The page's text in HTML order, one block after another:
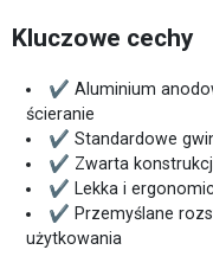
Kluczowe cechy
✔ Aluminium
ścieranie
✔ Standardowe
✔ Zwarta
✔ Lekka i
✔ Przemyślane
użytkowania